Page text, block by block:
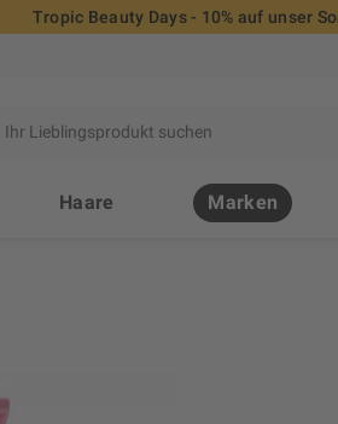
Tropic Beauty Days - 10% auf unser
Haare Marken